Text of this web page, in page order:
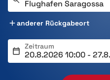
anderer Rückgabeort
Zeitraum